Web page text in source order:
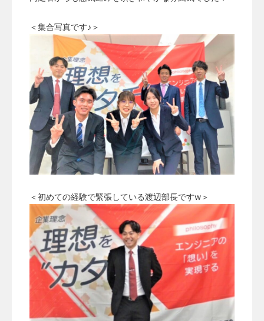
＜集合写真です♪＞
＜初めての経験で緊張している渡辺部長ですw＞